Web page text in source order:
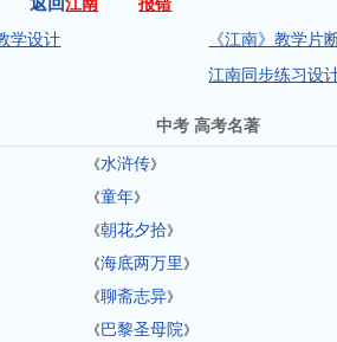
学设计
《江南》教学片
江南同步练习设
中考 高考名著
《水浒传》
《童年》
《朝花夕拾》
《海底两万里 》
《聊斋志异》
《巴黎圣母院》